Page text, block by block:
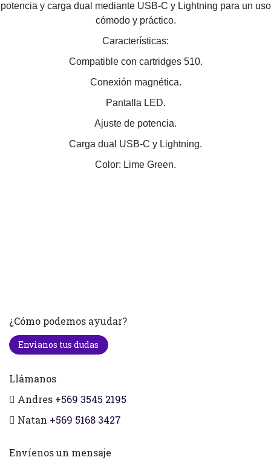
potencia y carga dual mediante USB-C y Lightning para un uso
cómodo y práctico.
Características:
Compatible con cartridges 510.
Conexión magnética.
Pantalla LED.
Ajuste de potencia.
Carga dual USB-C y Lightning.
Color: Lime Green.
¿Cómo podemos ayudar?
Envianos tus dudas
Llámanos
Andres +569 3545 2195
Natan +569 5168 3427
Envíenos un mensaje